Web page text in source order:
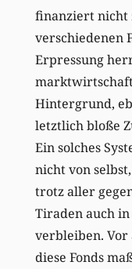
finanziert nicht
verschiedenen
Erpressung
Hintergrund,
letztlich bloße
Ein solches
nicht von
trotz aller
Tiraden auch
verbleiben. Vor
diese Fonds